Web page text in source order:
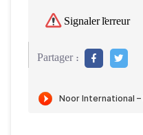
Signaler l'erreur
Partager :